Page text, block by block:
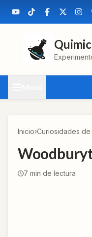
Inicio›Curiosidades de
7 min de lectura